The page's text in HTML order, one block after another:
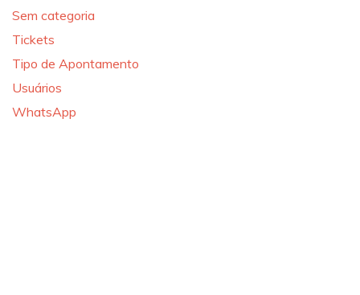
Sem categoria
Tickets
Tipo de Apontamento
Usuários
WhatsApp